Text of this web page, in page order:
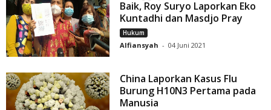
Baik, Roy Suryo Laporkan Eko
Kuntadhi dan Masdjo Pray
Hukum
Alfiansyah - 04 Juni 2021
China Laporkan Kasus Flu
Burung H10N3 Pertama pada
Manusia